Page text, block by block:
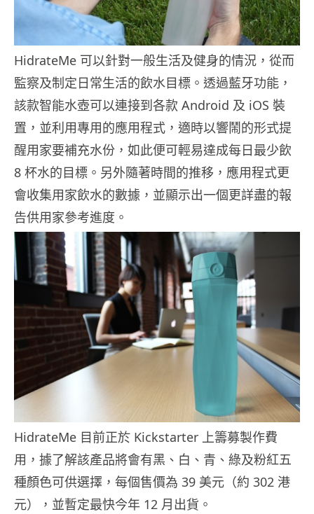
HidrateMe 可以針對一般生活及健身的情況，從而
監察及制定日常生活的飲水目標。透過藍牙功能，
該款智能水壺可以連接到各款 Android 及 iOS 裝
置，並利用專用的應用程式，適時以響鬧的形式提
醒用家要補充水份，如此便可輕易達成每日最少飲
8 杯水的目標。另外隨著時間的推移，應用程式更
會收集用家飲水的數據，並顯示出一個更詳盡的報
告供用家參考進度。
HidrateMe 目前正於 Kickstarter 上籌募製作費
用，據了解該產品將會有黑、白、青、綠及粉紅五
種顏色可供選擇，每個售價為 39 美元（約 302 港
元），並暫定最快今年 12 月出貨。